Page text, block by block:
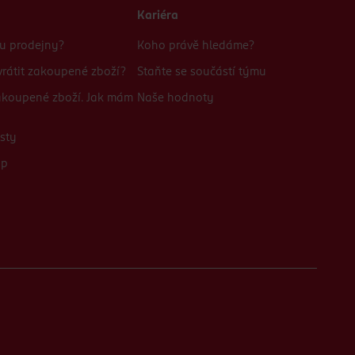
prodejny?
zakoupené zboží?
zboží. Jak mám
Kariéra
Koho právě hledáme?
Staňte se součástí týmu
Naše hodnoty